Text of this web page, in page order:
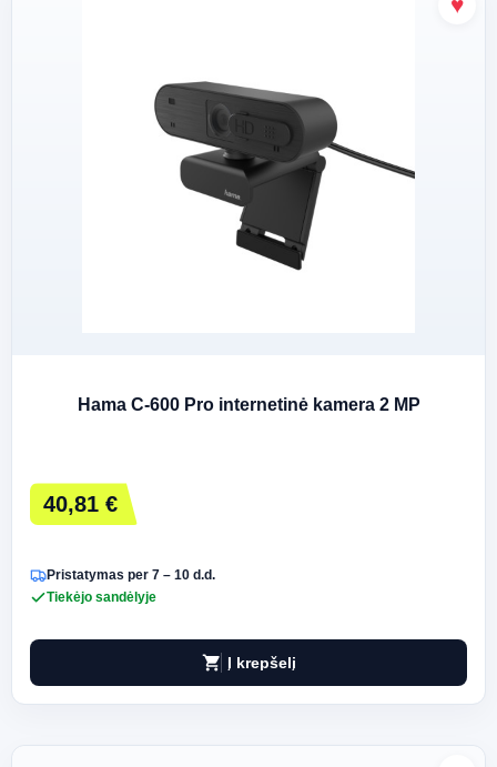
Hama C-600 Pro internetinė kamera 2 MP
40,81 €
Pristatymas per 7 – 10 d.d.
Tiekėjo sandėlyje
shopping_cart Į krepšelį